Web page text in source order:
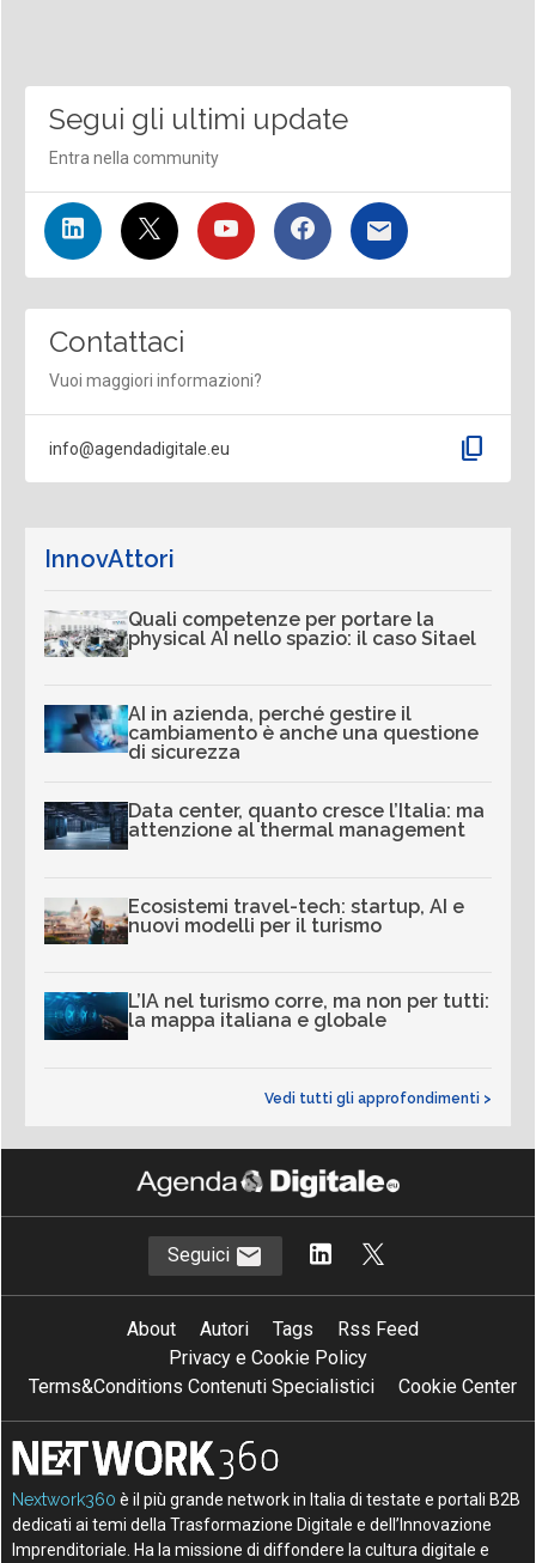
Segui gli ultimi update
Entra nella community
Contattaci
Vuoi maggiori informazioni?
info@agendadigitale.eu content_copy
InnovAttori
Quali competenze per portare la
physical AI nello spazio: il caso Sitael
AI in azienda, perché gestire il
cambiamento è anche una questione
di sicurezza
Data center, quanto cresce l’Italia: ma
attenzione al thermal management
Ecosistemi travel-tech: startup, AI e
nuovi modelli per il turismo
L’IA nel turismo corre, ma non per tutti:
la mappa italiana e globale
Vedi tutti gli approfondimenti >
Seguici
About Autori Tags
Rss Feed
Privacy e Cookie Policy
Terms&Conditions Contenuti Specialistici
Cookie Center
Nextwork360 è il più grande network in Italia di testate e portali B2B
dedicati ai temi della Trasformazione Digitale e dell’Innovazione
Imprenditoriale. Ha la missione di diffondere la cultura digitale e